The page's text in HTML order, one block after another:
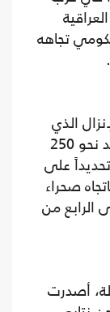
تجاهه
الذي
حصل في المنطقة الصحراوية التي تبعد نحو 250
على
صحراء
الرابع من
أصدرت